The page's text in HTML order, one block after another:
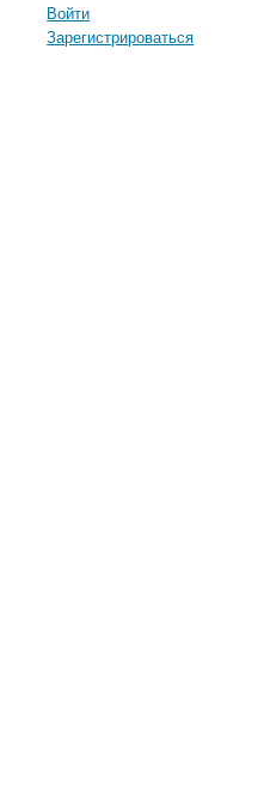
Войти
Зарегистрироваться